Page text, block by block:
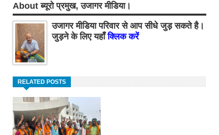
About ब्यूरो प्रमुख, उजागर मीडिया।
उजागर मीडिया परिवार से आप सीधे जुड़ सकते है।
जुड़ने के लिए यहाँक्लिक करें
RELATED POSTS